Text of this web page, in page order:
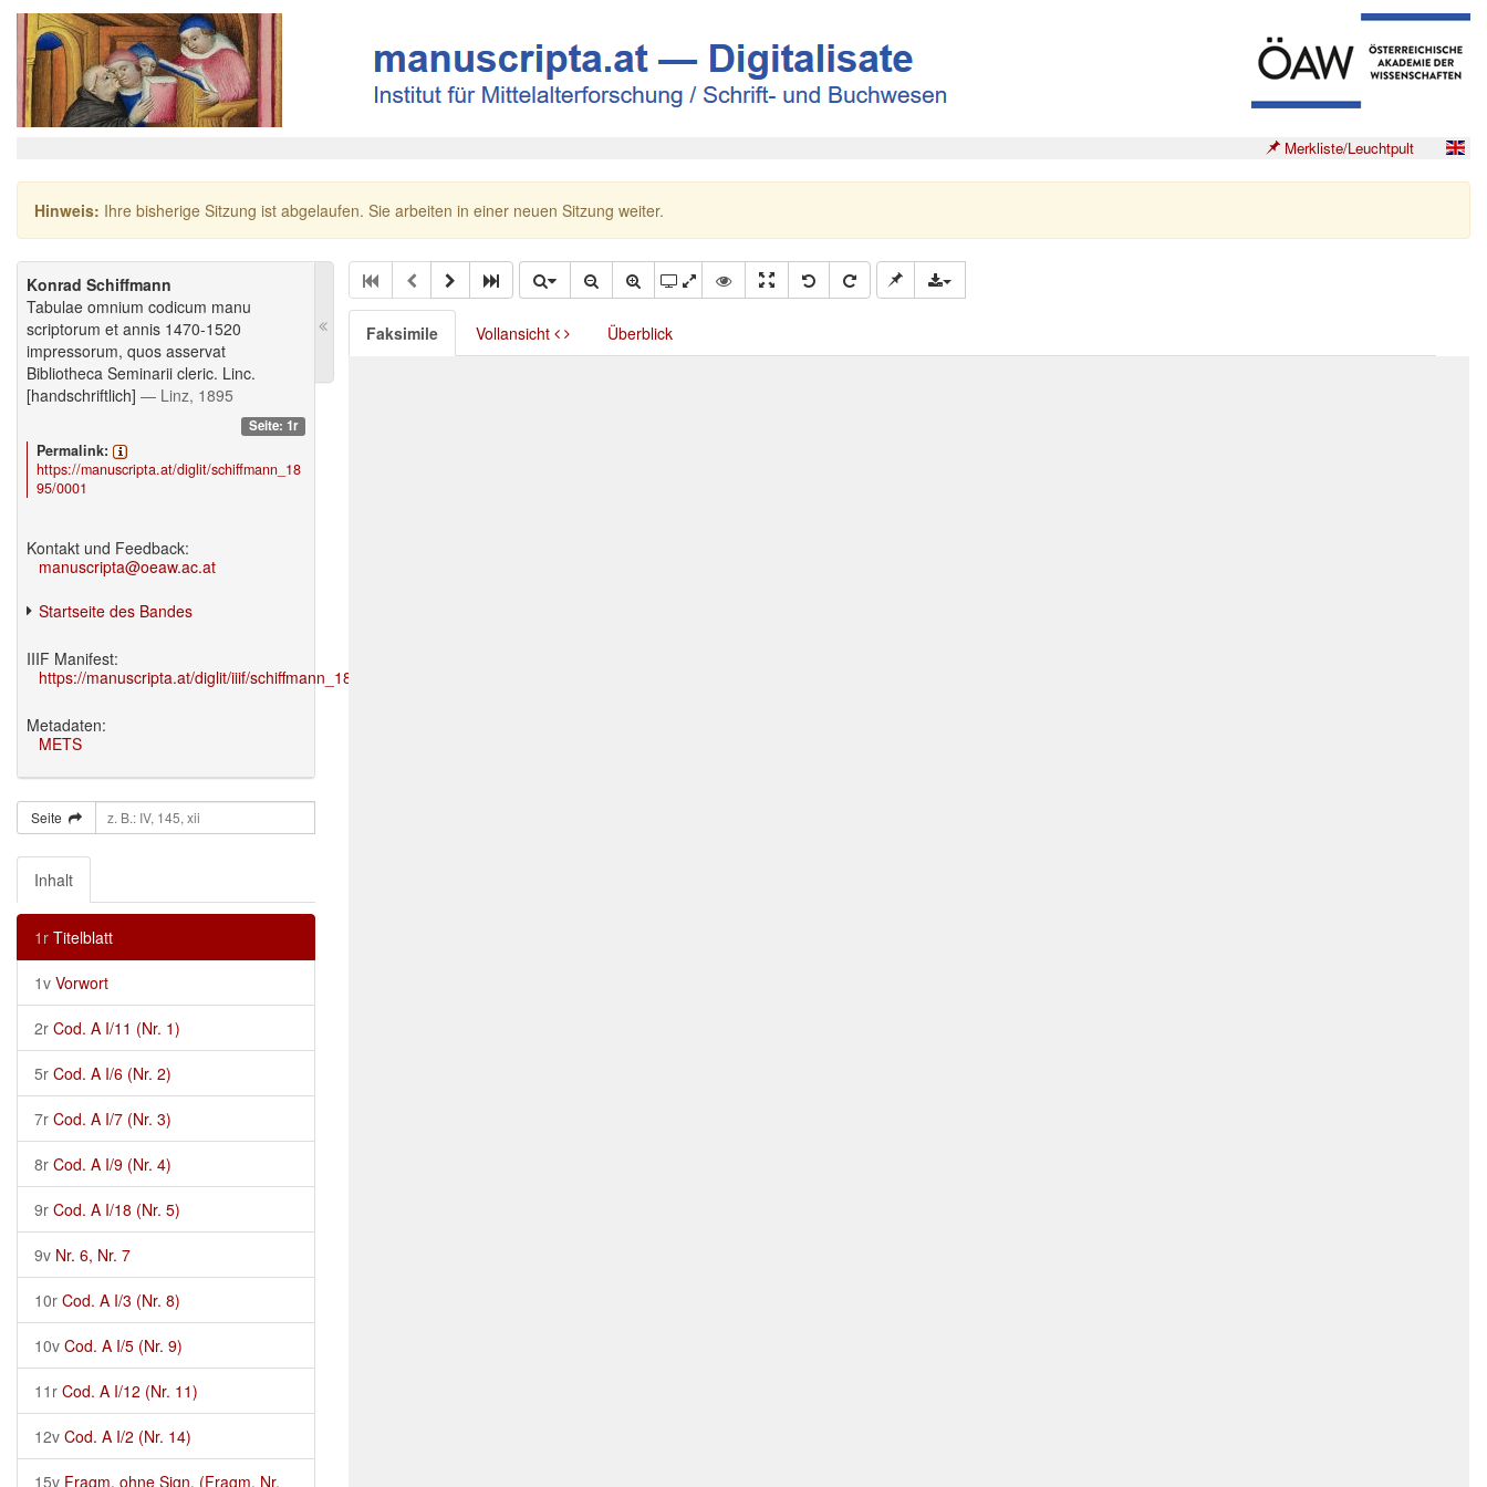
Merkliste/Leuchtpult
Hinweis: Ihre bisherige Sitzung ist abgelaufen. Sie arbeiten in einer neuen Sitzung weiter.
Konrad Schiffmann
Tabulae omnium codicum manu
scriptorum et annis 1470-1520
impressorum, quos asservat
Bibliotheca Seminarii cleric. Linc.
[handschriftlich] — Linz, 1895
Seite: 1r
Permalink:
https://manuscripta.at/diglit/schiffmann_18
95/0001
Kontakt und Feedback:
manuscripta@oeaw.ac.at
Startseite des Bandes
IIIF Manifest:
https://manuscripta.at/diglit/iiif/schiffmann_1895/manifest.json
Metadaten:
METS
Seite
Inhalt
1r Titelblatt
1v Vorwort
2r Cod. A I/11 (Nr. 1)
5r Cod. A I/6 (Nr. 2)
7r Cod. A I/7 (Nr. 3)
8r Cod. A I/9 (Nr. 4)
9r Cod. A I/18 (Nr. 5)
9v Nr. 6, Nr. 7
10r Cod. A I/3 (Nr. 8)
10v Cod. A I/5 (Nr. 9)
11r Cod. A I/12 (Nr. 11)
12v Cod. A I/2 (Nr. 14)
15v Fragm. ohne Sign. (Fragm. Nr.
Faksimile Vollansicht Überblick